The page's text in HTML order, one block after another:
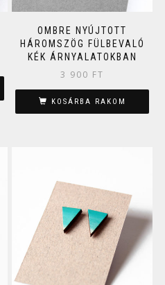
OMBRE NYÚJTOTT
HÁROMSZÖG FÜLBEVALÓ
KÉK ÁRNYALATOKBAN
3 900 FT
KOSÁRBA RAKOM